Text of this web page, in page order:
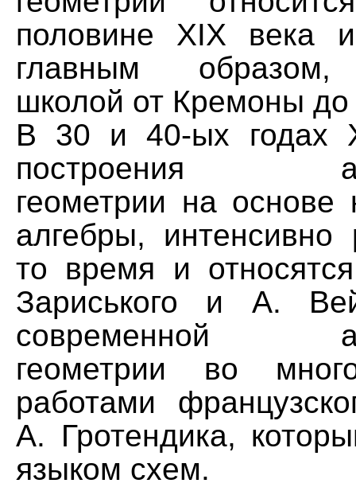
половине XIX века
главным образом,
школой от Кремоны до
В 30 и 40-ых годах
построения
геометрии на основе
алгебры, интенсивно
то время и
Зариського и А.
современной
геометрии во
работами
А. Гротендика,
языком схем.